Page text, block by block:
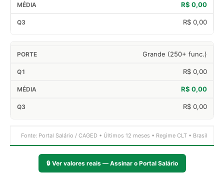
R$ 0,00
R$ 0,00
Grande (250+ func.)
R$ 0,00
R$ 0,00
R$ 0,00
Fonte: Portal Salário / CAGED • Últimos 12 meses • Regime CLT • Brasil
🔒 Ver valores reais — Assinar o Portal Salário